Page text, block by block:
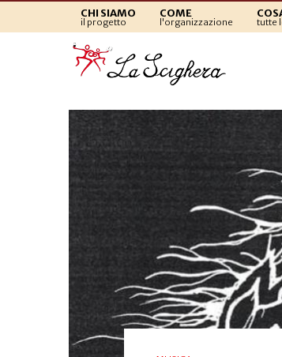
CHI SIAMO
il progetto
COME
l'organizzazione tutte